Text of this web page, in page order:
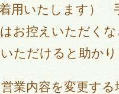
用いたします）
お控えいただく
ただけると助か
業内容を変更す